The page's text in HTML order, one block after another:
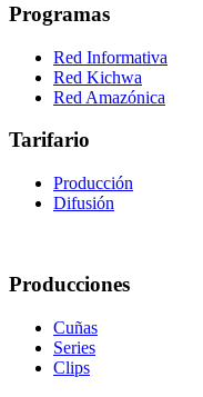
Programas
Red Informativa
Red Kichwa
Red Amazónica
Tarifario
Producción
Difusión
Producciones
Cuñas
Series
Clips